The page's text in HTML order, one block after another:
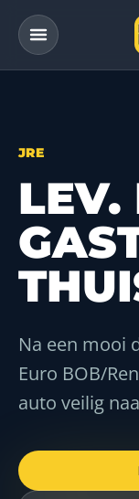
JRE
LEV.
Na een mooi
Euro BOB/
auto veilig